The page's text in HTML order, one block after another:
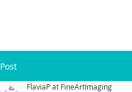
Post
FlaviaP at FineArtImaging